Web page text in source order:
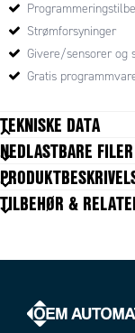
tillbehör
Strømforsyninger
Givere/sensorer og
Gratis
TEKNISKE DATA
ØVRIG TEKNISK DATA
Lengde
NEDLASTBARE FILER
TILBEHØR &